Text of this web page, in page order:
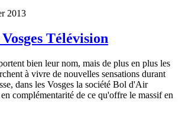
2013
Télévision
bien leur nom, mais de plus en plus les
à vivre de nouvelles sensations durant
dans les Vosges la société Bol d'Air
complémentarité de ce qu'offre le massif en